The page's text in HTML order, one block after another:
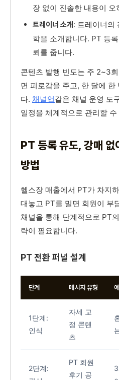
장 없이 진솔한 내용이
트레이너 소개 : 트레이너의
학을 소개합니다. PT 등
뢰를 줍니다.
콘텐츠 발행 빈도는 주 2~3
면 피로감을 주고, 한 달에 한
다. 채널업같은 채널 운영 도
일정을 체계적으로 관리할 수
PT 등록 유도, 강매 없
방법
헬스장 매출에서 PT가 차지
대놓고 PT를 밀면 회원이 부
채널을 통해 단계적으로 PT
략이 필요합니다.
PT 전환 퍼널 설계
단계 메시지 유형
1단계:
인식
자세 교
정 콘텐
츠
2단계:
PT 회원
후기 공